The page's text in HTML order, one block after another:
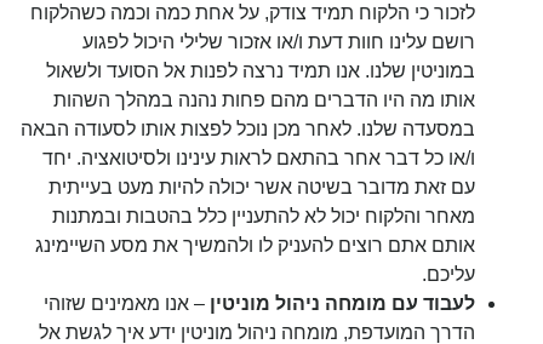
לזכור כי הלקוח תמיד צודק, על אחת כמה וכמה כשהלקוח
רושם עלינו חוות דעת ו/או אזכור שלילי היכול לפגוע
במוניטין שלנו. אנו תמיד נרצה לפנות אל הסועד ולשאול
אותו מה היו הדברים מהם פחות נהנה במהלך השהות
במסעדה שלנו. לאחר מכן נוכל לפצות אותו לסעודה הבאה
ו/או כל דבר אחר בהתאם לראות עינינו ולסיטואציה. יחד
עם זאת מדובר בשיטה אשר יכולה להיות מעט בעייתית
מאחר והלקוח יכול לא להתעניין כלל בהטבות ובמתנות
אותם אתם רוצים להעניק לו ולהמשיך את מסע השיימינג
עליכם.
לעבוד עם מומחה ניהול מוניטין – אנו מאמינים שזוהי
הדרך המועדפת, מומחה ניהול מוניטין ידע איך לגשת אל